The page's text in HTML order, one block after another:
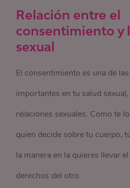
Relación entre el
consentimiento y
sexual
El consentimiento es una de
importantes en tu salud
relaciones sexuales. Como te
quien decide sobre tu cuerpo,
la manera en la quieres llevar
derechos del otro.